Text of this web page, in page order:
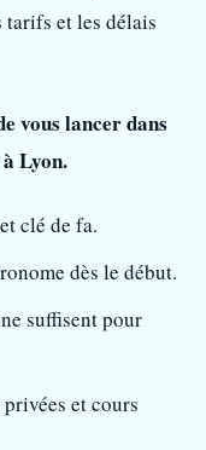
tarifs et les délais
vous lancer dans
Lyon.
clé de fa.
dès le début.
suffisent pour
et cours